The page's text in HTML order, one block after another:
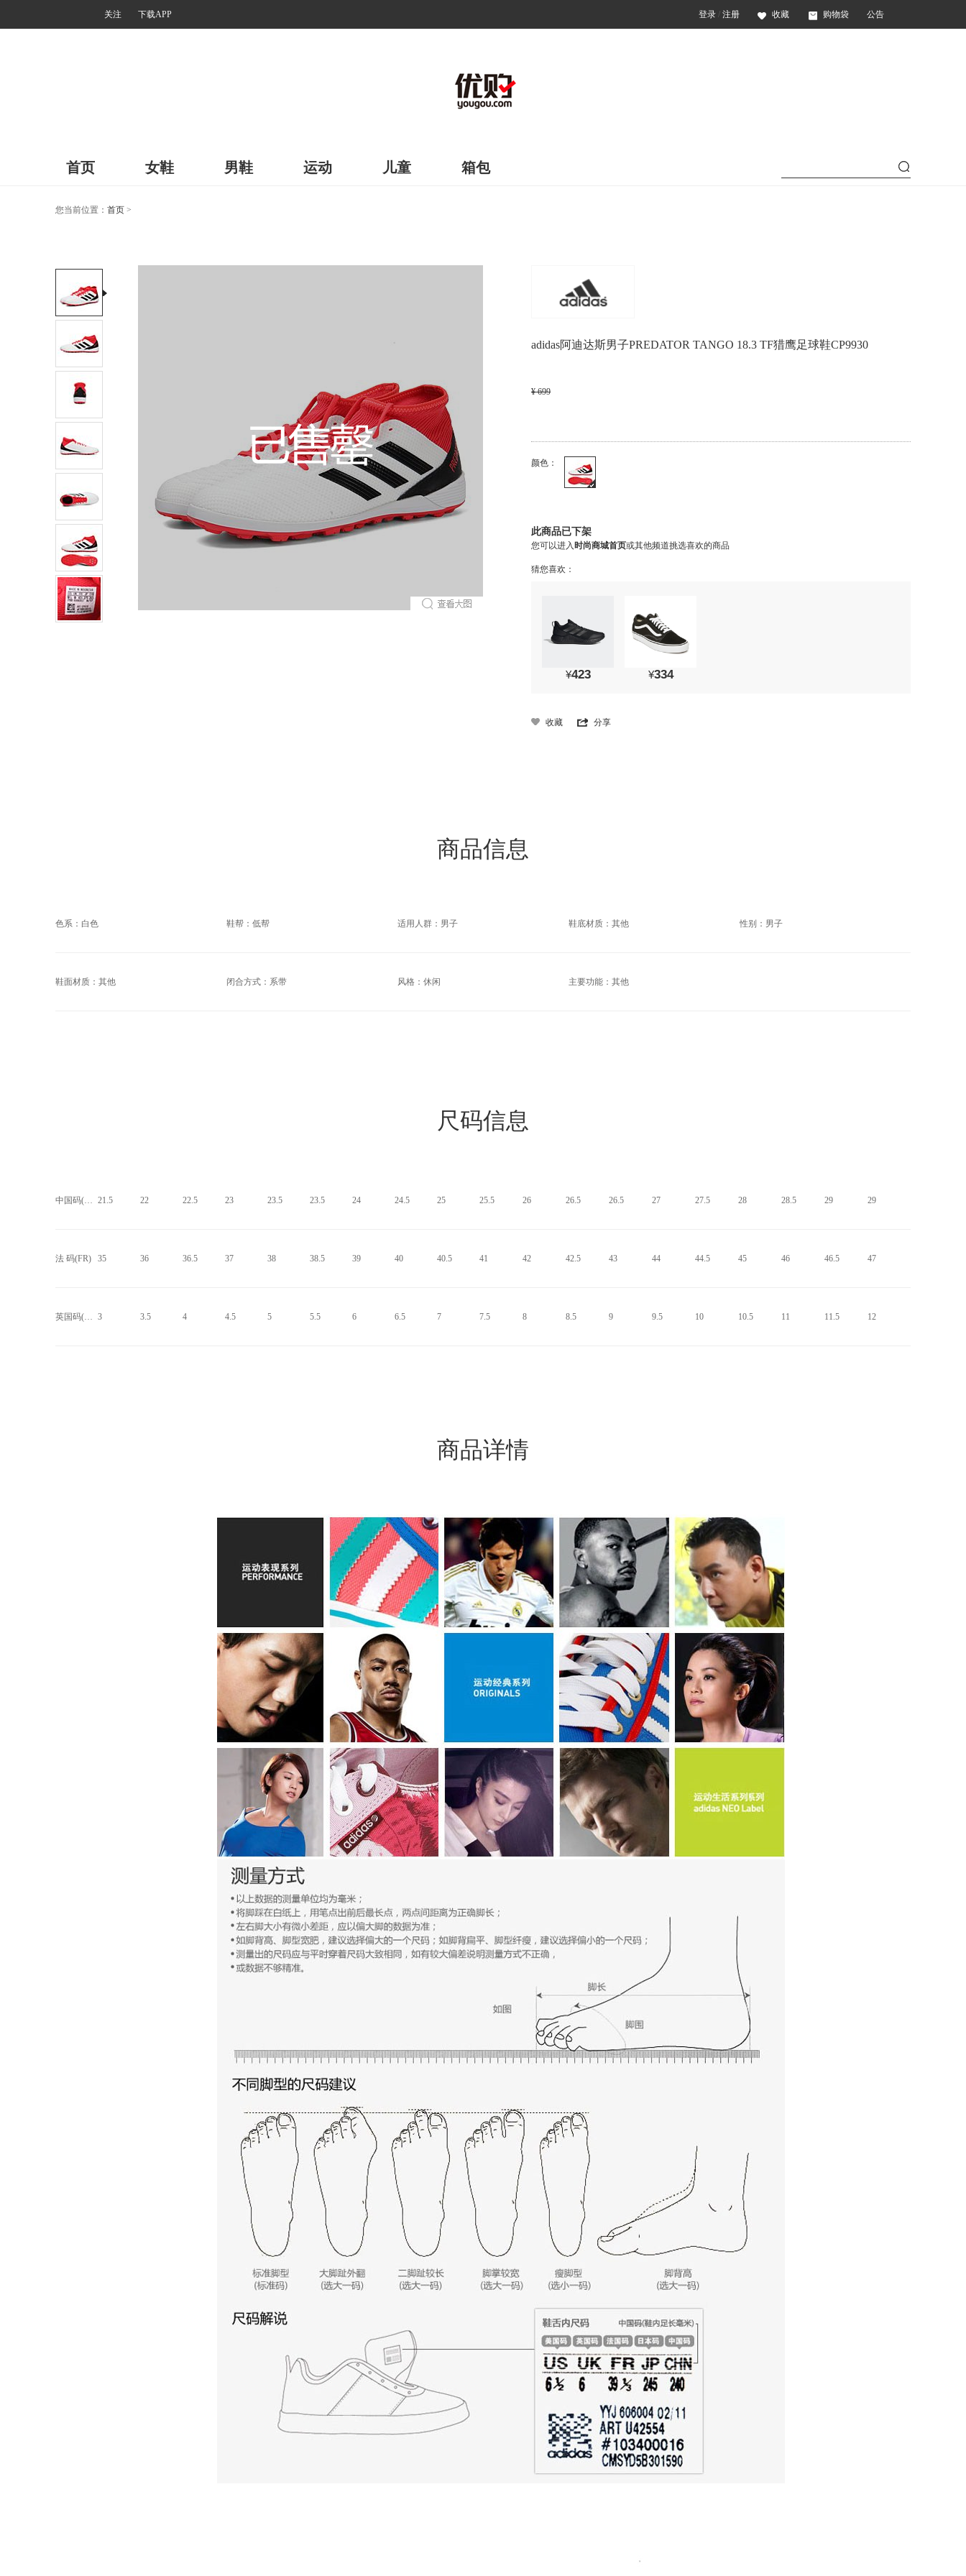
关注 下载APP 登录 / 注册 收藏 购物袋 公告
首页 女鞋 男鞋 运动 儿童 箱包
您当前位置： 首页 >
adidas阿迪达斯男子PREDATOR TANGO 18.3 TF猎鹰足球鞋CP9930
¥ 699
颜色：
此商品已下架
您可以进入 时尚商城首页或其他频道挑选喜欢的商品
猜您喜欢：
¥423 ¥334
收藏 分享
商品信息
色系：白色 鞋帮：低帮 适用人群：男子 鞋底材质：其他 性别：男子
鞋面材质：其他 闭合方式：系带 风格：休闲 主要功能：其他
尺码信息
中国码(CHN) 21.5 22 22.5 23 23.5 23.5 24 24.5 25 25.5 26 26.5 26.5 27 27.5 28 28.5 29 29
法 码(FR) 35 36 36.5 37 38 38.5 39 40 40.5 41 42 42.5 43 44 44.5 45 46 46.5 47
英国码(UK) 3 3.5 4 4.5 5 5.5 6 6.5 7 7.5 8 8.5 9 9.5 10 10.5 11 11.5 12
商品详情